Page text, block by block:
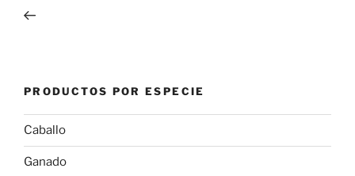
entradas
anterior:
PRODUCTOS POR ESPECIE
Caballo
Ganado